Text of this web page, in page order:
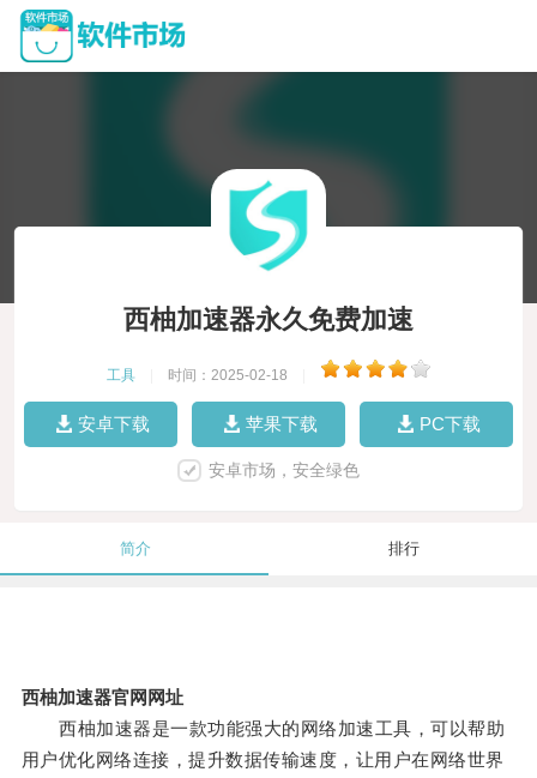
西柚加速器永久免费加速
工具 时间：2025-02-18
安卓下载 苹果下载 PC下载
安卓市场，安全绿色
简介 排行
西柚加速器官网网址
西柚加速器是一款功能强大的网络加速工具，可以帮助
用户优化网络连接，提升数据传输速度，让用户在网络世界